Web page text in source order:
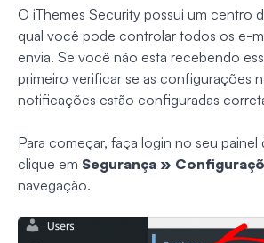
O iThemes Security possui um centro
qual você pode controlar todos os e-
envia. Se você não está recebendo
primeiro verificar se as configurações
notificações estão configuradas
Para começar, faça login no seu painel
clique em Segurança »
navegação.